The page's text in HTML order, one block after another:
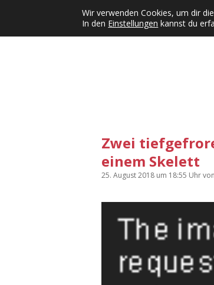
Kategorien Dropdown-Menü
KFMW-Disco
Zwei
einem Skelett
25. August 2018 um 18:55 Uhrvon
Wir verwenden Cookies, um dir
In den Einstellungen kannst du